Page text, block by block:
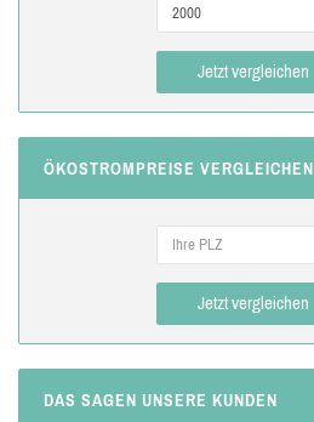
Jetzt vergleichen
ÖKOSTROMPREISE VERGLEICHEN
Jetzt vergleichen
DAS SAGEN UNSERE KUNDEN